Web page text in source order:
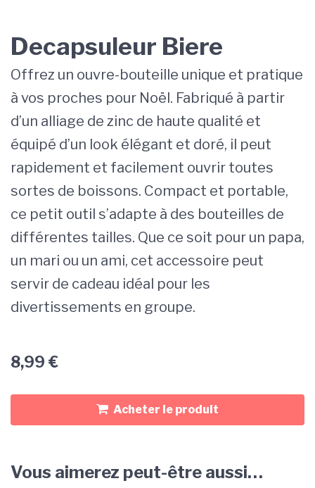
Decapsuleur Biere
Offrez un ouvre-bouteille unique et pratique
à vos proches pour Noël. Fabriqué à partir
d’un alliage de zinc de haute qualité et
équipé d’un look élégant et doré, il peut
rapidement et facilement ouvrir toutes
sortes de boissons. Compact et portable,
ce petit outil s’adapte à des bouteilles de
différentes tailles. Que ce soit pour un papa,
un mari ou un ami, cet accessoire peut
servir de cadeau idéal pour les
divertissements en groupe.
8,99 €
Acheter le produit
Vous aimerez peut-être aussi…